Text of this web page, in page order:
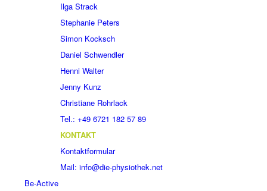
Ilga Strack
Stephanie Peters
Simon Kocksch
Daniel Schwendler
Henni Walter
Jenny Kunz
Christiane Rohrlack
Tel.: +49 6721 182 57 89
KONTAKT
Kontaktformular
Mail: info@die-physiothek.net
Be-Active